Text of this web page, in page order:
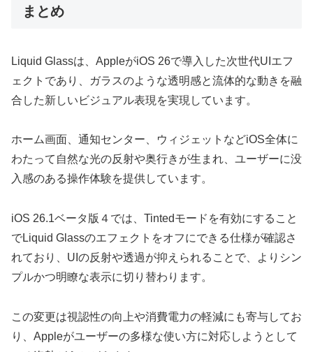
まとめ
Liquid Glassは、AppleがiOS 26で導入した次世代UIエフ
ェクトであり、ガラスのような透明感と流体的な動きを融
合した新しいビジュアル表現を実現しています。
ホーム画面、通知センター、ウィジェットなどiOS全体に
わたって自然な光の反射や奥行きが生まれ、ユーザーに没
入感のある操作体験を提供しています。
iOS 26.1ベータ版４では、Tintedモードを有効にすること
でLiquid Glassのエフェクトをオフにできる仕様が確認さ
れており、UIの反射や透過が抑えられることで、よりシン
プルかつ明瞭な表示に切り替わります。
この変更は視認性の向上や消費電力の軽減にも寄与してお
り、Appleがユーザーの多様な使い方に対応しようとして